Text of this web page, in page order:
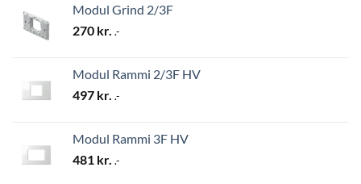
Modul Grind 2/3F
270 kr. .-
Modul Rammi 2/3F HV
497 kr. .-
Modul Rammi 3F HV
481 kr. .-